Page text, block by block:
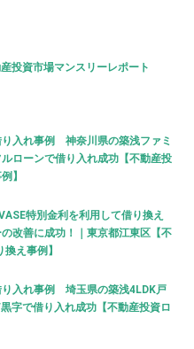
産投資市場マンスリーレポート
入れ事例 神奈川県の築浅ファミ
ローンで借り入れ成功【不動産投
】
特別金利を利用して借り換え
改善に成功！｜東京都江東区【不
え事例】
り入れ事例 埼玉県の築浅4LDK戸
字で借り入れ成功【不動産投資ロ